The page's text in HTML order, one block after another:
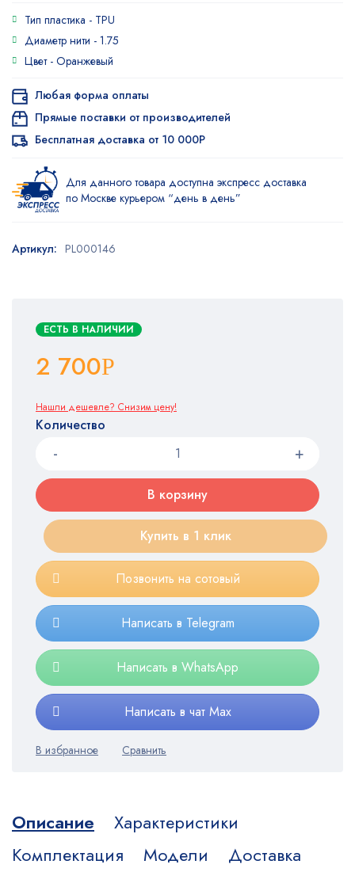
Тип пластика - TPU
Диаметр нити - 1.75
Цвет - Оранжевый
ЕСТЬ В НАЛИЧИИ
2 700Р
Нашли дешевле? Снизим цену!
Количество
В корзину
Купить в 1 клик
Позвонить на сотовый
Написать в Telegram
Написать в WhatsApp
Написать в чат Max
Любая форма оплаты
Прямые поставки от производителей
Бесплатная доставка от 10 000Р
Для данного товара доступна экспресс доставка
по Москве курьером “день в день”
Артикул: PL000146
Описание
Характеристики
Комплектация
Модели
Доставка